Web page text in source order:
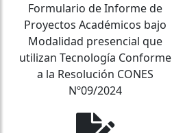
Formulario de Informe de
Proyectos Académicos bajo
Modalidad presencial que
utilizan Tecnología Conforme
a la Resolución CONES
Nº09/2024